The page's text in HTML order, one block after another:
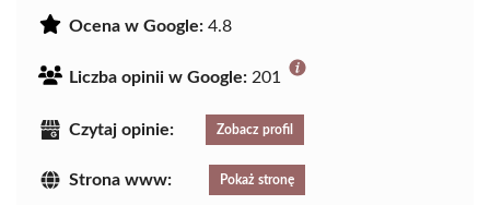
Ocena w Google: 4.8
Liczba opinii w Google: 201
Czytaj opinie: Zobacz profil
Strona www: Pokaż stronę